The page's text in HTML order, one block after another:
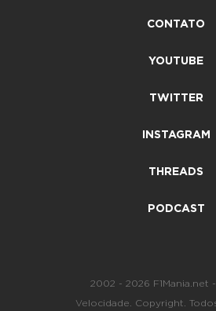
CONTATO
YOUTUBE
TWITTER
INSTAGRAM
THREADS
PODCAST
2002 - 2026 F1Mania.net
Velocidade. Copyright.